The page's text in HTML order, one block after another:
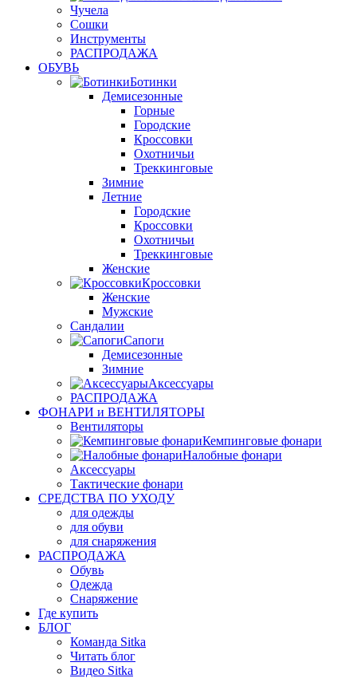
Чучела
Сошки
Инструменты
РАСПРОДАЖА
ОБУВЬ
Ботинки
Демисезонные
Горные
Городские
Кроссовки
Охотничьи
Треккинговые
Зимние
Летние
Городские
Кроссовки
Охотничьи
Треккинговые
Женские
Кроссовки
Женские
Мужские
Сандалии
Сапоги
Демисезонные
Зимние
Аксессуары
РАСПРОДАЖА
ФОНАРИ и ВЕНТИЛЯТОРЫ
Вентиляторы
Кемпинговые фонари
Налобные фонари
Аксессуары
Тактические фонари
СРЕДСТВА ПО УХОДУ
для одежды
для обуви
для снаряжения
РАСПРОДАЖА
Обувь
Одежда
Снаряжение
Где купить
БЛОГ
Команда Sitka
Читать блог
Видео Sitka